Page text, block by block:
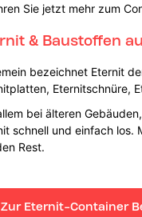
Sie jetzt mehr zum
& Baustoffen
bezeichnet Eternit
Eternitschnüre,
bei älteren
schnell und einfach los.
Rest.
Zur Eternit-Container